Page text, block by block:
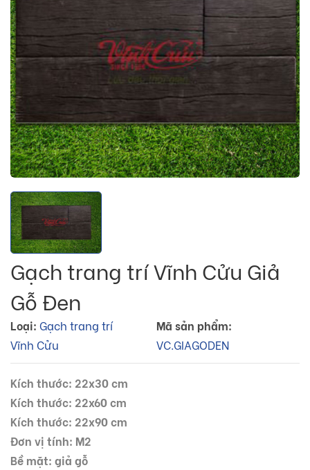
Gạch trang trí Vĩnh Cửu Giả
Gỗ Đen
Loại: Gạch trang trí
Vĩnh Cửu
Mã sản phẩm:
VC.GIAGODEN
Kích thước: 22x30 cm
Kích thước: 22x60 cm
Kích thước: 22x90 cm
Đơn vị tính: M2
Bề mặt: giả gỗ